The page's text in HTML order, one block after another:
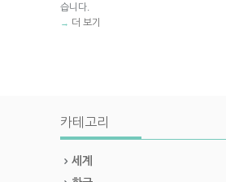
습니다.
→ 더 보기
카테고리
세계